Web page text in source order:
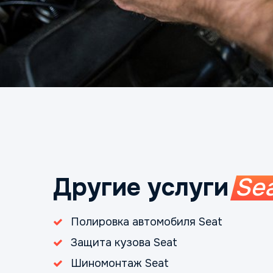
Другие услуги
Полировка автомобиля Seat
Защита кузова Seat
Шиномонтаж Seat